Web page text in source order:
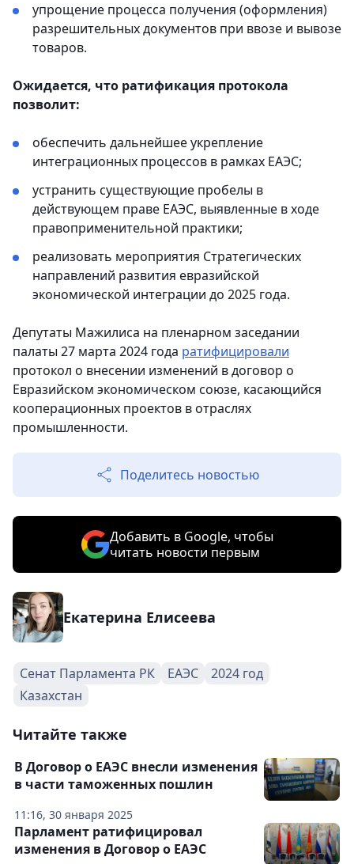
упрощение процесса получения (оформления)
разрешительных документов при ввозе и вывозе
товаров.
Ожидается, что ратификация протокола
позволит:
обеспечить дальнейшее укрепление
интеграционных процессов в рамках ЕАЭС;
устранить существующие пробелы в
действующем праве ЕАЭС, выявленные в ходе
правоприменительной практики;
реализовать мероприятия Стратегических
направлений развития евразийской
экономической интеграции до 2025 года.
Депутаты Мажилиса на пленарном заседании
палаты 27 марта 2024 года ратифицировали
протокол о внесении изменений в договор о
Евразийском экономическом союзе, касающийся
кооперационных проектов в отраслях
промышленности.
Поделитесь новостью
Добавить в Google, чтобы
читать новости первым
Екатерина Елисеева
Сенат Парламента РК ЕАЭС
2024 год
Казахстан
Читайте также
11:16, 30 января 2025
В Договор о ЕАЭС внесли изменения
в части таможенных пошлин
Парламент ратифицировал
изменения в Договор о ЕАЭС